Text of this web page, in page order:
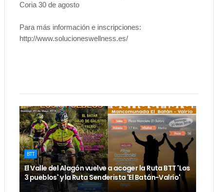
Coria 30 de agosto
Para más información e inscripciones:
http://www.solucioneswellness.es/
BTT
El Valle del Alagón vuelve a acoger la Ruta BTT 'Los
3 pueblos' y la Ruta Senderista 'El Batán-Valrío'